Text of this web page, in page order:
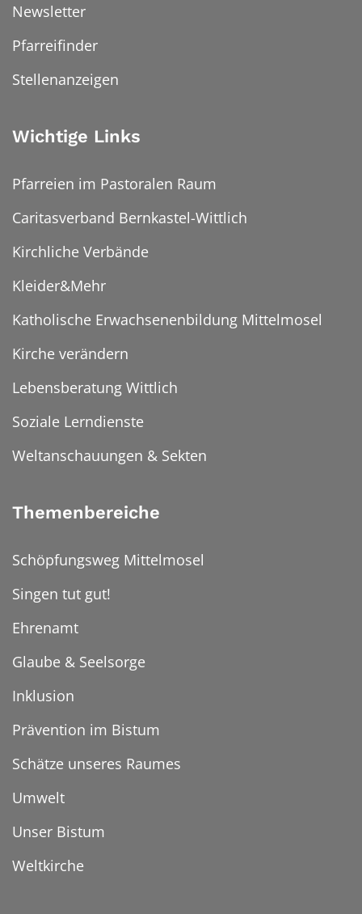
Newsletter
Pfarreifinder
Stellenanzeigen
Wichtige Links
Pfarreien im Pastoralen Raum
Caritasverband Bernkastel-Wittlich
Kirchliche Verbände
Kleider&Mehr
Katholische Erwachsenenbildung Mittelmosel
Kirche verändern
Lebensberatung Wittlich
Soziale Lerndienste
Weltanschauungen & Sekten
Themenbereiche
Schöpfungsweg Mittelmosel
Singen tut gut!
Ehrenamt
Glaube & Seelsorge
Inklusion
Prävention im Bistum
Schätze unseres Raumes
Umwelt
Unser Bistum
Weltkirche